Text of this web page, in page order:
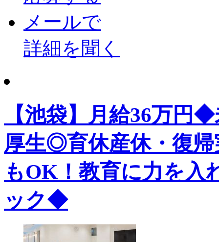
メールで
詳細を聞く
【池袋】月給36万円
厚生◎育休産休・復
もOK！教育に力を入
ック◆